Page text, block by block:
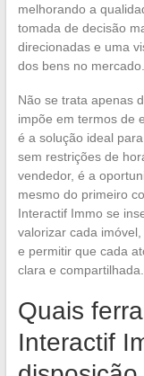
melhorando a
tomada de decisão
direcionadas e uma
dos bens no mercado.
Não se trata apenas
impõe em termos de
é a solução ideal
sem restrições de
vendedor, é a
mesmo do primeiro
Interactif Immo se
valorizar cada
e permitir que cada
clara e compartilhada.
Quais
Interactif